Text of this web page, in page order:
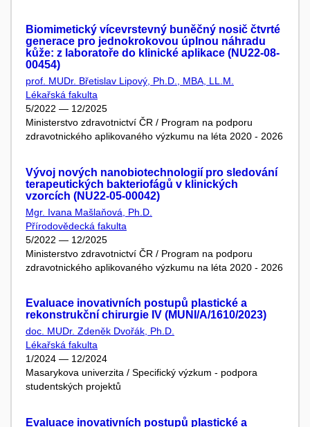
Biomimetický vícevrstevný buněčný nosič čtvrté
generace pro jednokrokovou úplnou náhradu
kůže: z laboratoře do klinické aplikace (NU22-08-
00454)
prof. MUDr. Břetislav Lipový, Ph.D., MBA, LL.M.
Lékařská fakulta
5/2022 — 12/2025
Ministerstvo zdravotnictví ČR / Program na podporu
zdravotnického aplikovaného výzkumu na léta 2020 - 2026
Vývoj nových nanobiotechnologií pro sledování
terapeutických bakteriofágů v klinických
vzorcích (NU22-05-00042)
Mgr. Ivana Mašlaňová, Ph.D.
Přírodovědecká fakulta
5/2022 — 12/2025
Ministerstvo zdravotnictví ČR / Program na podporu
zdravotnického aplikovaného výzkumu na léta 2020 - 2026
Evaluace inovativních postupů plastické a
rekonstrukční chirurgie IV (MUNI/A/1610/2023)
doc. MUDr. Zdeněk Dvořák, Ph.D.
Lékařská fakulta
1/2024 — 12/2024
Masarykova univerzita / Specifický výzkum - podpora
studentských projektů
Evaluace inovativních postupů plastické a